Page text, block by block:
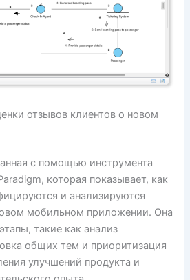
отзывов клиентов о новом
с помощью инструмента
которая показывает, как
и анализируются
мобильном приложении. Она
такие как анализ
общих тем и приоритизация
улучшений продукта и